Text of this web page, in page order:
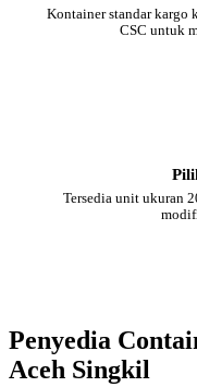
Kontainer standar kargo
CSC untuk
Tersedia unit ukuran
Penyedia
Aceh Singkil